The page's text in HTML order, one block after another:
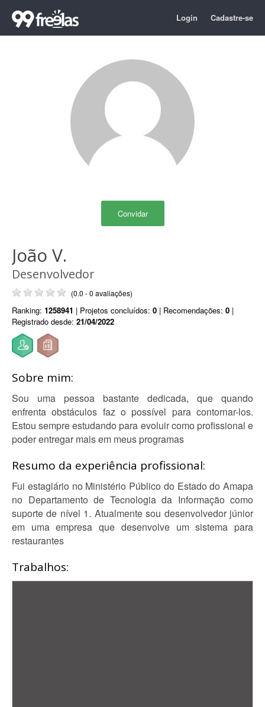
Login Cadastre-se
Convidar
João V.
Desenvolvedor
(0.0 - 0 avaliações)
Ranking: 1258941 | Projetos concluídos: 0 | Recomendações: 0 |
Registrado desde: 21/04/2022
Sobre mim:
Sou uma pessoa bastante dedicada, que quando
enfrenta obstáculos faz o possível para contornar-los.
Estou sempre estudando para evoluir como profissional e
poder entregar mais em meus programas
Resumo da experiência profissional:
Fui estagiário no Ministério Público do Estado do Amapa
no Departamento de Tecnologia da Informação como
suporte de nível 1. Atualmente sou desenvolvedor júnior
em uma empresa que desenvolve um sistema para
restaurantes
Trabalhos: